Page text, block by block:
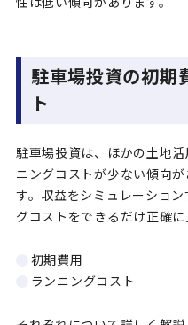
駐車場投資の初期
ト
駐車場投資は、ほかの土地
ニングコストが少ない傾向
す。収益をシミュレーショ
グコストをできるだけ正確に
初期費用
ランニングコスト